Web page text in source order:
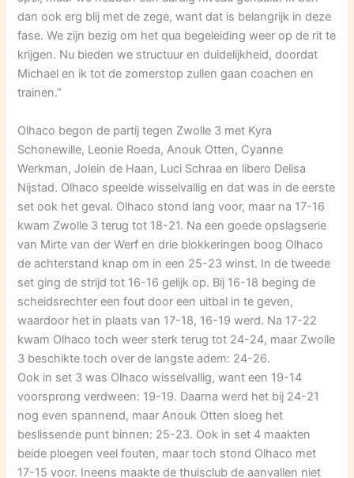
dan ook erg blij met de zege, want dat is belangrijk in deze
fase. We zijn bezig om het qua begeleiding weer op de rit te
krijgen. Nu bieden we structuur en duidelijkheid, doordat
Michael en ik tot de zomerstop zullen gaan coachen en
trainen.”
Olhaco begon de partij tegen Zwolle 3 met Kyra
Schonewille, Leonie Roeda, Anouk Otten, Cyanne
Werkman, Jolein de Haan, Luci Schraa en libero Delisa
Nijstad. Olhaco speelde wisselvallig en dat was in de eerste
set ook het geval. Olhaco stond lang voor, maar na 17-16
kwam Zwolle 3 terug tot 18-21. Na een goede opslagserie
van Mirte van der Werf en drie blokkeringen boog Olhaco
de achterstand knap om in een 25-23 winst. In de tweede
set ging de strijd tot 16-16 gelijk op. Bij 16-18 beging de
scheidsrechter een fout door een uitbal in te geven,
waardoor het in plaats van 17-18, 16-19 werd. Na 17-22
kwam Olhaco toch weer sterk terug tot 24-24, maar Zwolle
3 beschikte toch over de langste adem: 24-26.
Ook in set 3 was Olhaco wisselvallig, want een 19-14
voorsprong verdween: 19-19. Daarna werd het bij 24-21
nog even spannend, maar Anouk Otten sloeg het
beslissende punt binnen: 25-23. Ook in set 4 maakten
beide ploegen veel fouten, maar toch stond Olhaco met
17-15 voor. Ineens maakte de thuisclub de aanvallen niet